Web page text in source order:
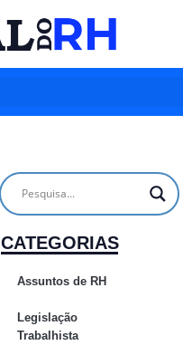
CATEGORIAS
Assuntos de RH
Legislação
Trabalhista